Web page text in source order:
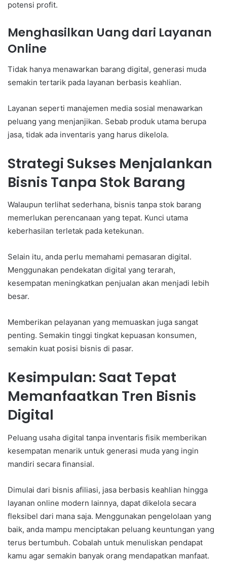
potensi profit.
Menghasilkan Uang dari Layanan
Online
Tidak hanya menawarkan barang digital, generasi muda
semakin tertarik pada layanan berbasis keahlian.
Layanan seperti manajemen media sosial menawarkan
peluang yang menjanjikan. Sebab produk utama berupa
jasa, tidak ada inventaris yang harus dikelola.
Strategi Sukses Menjalankan
Bisnis Tanpa Stok Barang
Walaupun terlihat sederhana, bisnis tanpa stok barang
memerlukan perencanaan yang tepat. Kunci utama
keberhasilan terletak pada ketekunan.
Selain itu, anda perlu memahami pemasaran digital.
Menggunakan pendekatan digital yang terarah,
kesempatan meningkatkan penjualan akan menjadi lebih
besar.
Memberikan pelayanan yang memuaskan juga sangat
penting. Semakin tinggi tingkat kepuasan konsumen,
semakin kuat posisi bisnis di pasar.
Kesimpulan: Saat Tepat
Memanfaatkan Tren Bisnis
Digital
Peluang usaha digital tanpa inventaris fisik memberikan
kesempatan menarik untuk generasi muda yang ingin
mandiri secara finansial.
Dimulai dari bisnis afiliasi, jasa berbasis keahlian hingga
layanan online modern lainnya, dapat dikelola secara
fleksibel dari mana saja. Menggunakan pengelolaan yang
baik, anda mampu menciptakan peluang keuntungan yang
terus bertumbuh. Cobalah untuk menuliskan pendapat
kamu agar semakin banyak orang mendapatkan manfaat.